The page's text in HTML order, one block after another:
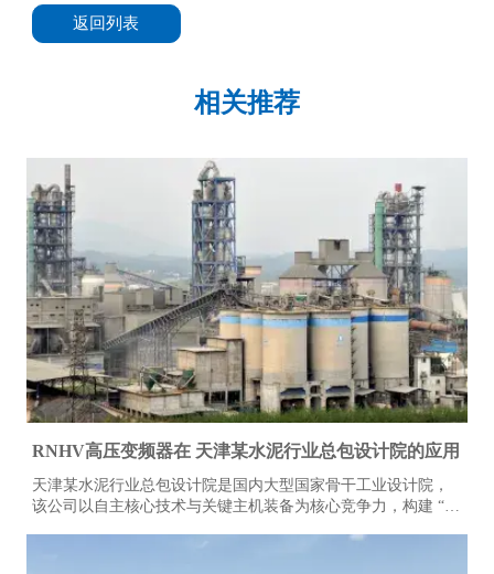
返回列表
相关推荐
RNHV高压变频器在 天津某水泥行业总包设计院的应用
天津某水泥行业总包设计院是国内大型国家骨干工业设计院，
该公司以自主核心技术与关键主机装备为核心竞争力，构建 “技